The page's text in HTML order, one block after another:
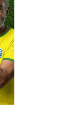
toda a família em
quem